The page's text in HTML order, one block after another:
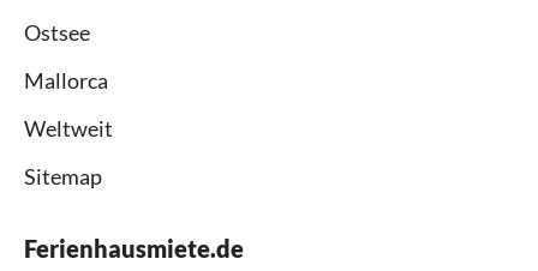
Ostsee
Mallorca
Weltweit
Sitemap
Ferienhausmiete.de